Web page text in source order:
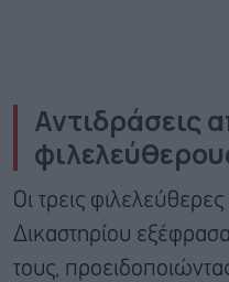
Αντιδράσεις
Οι τρεις
Δικαστηρίου
τους,